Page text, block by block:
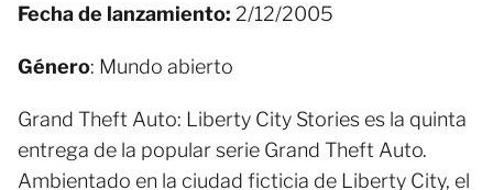
Fecha de lanzamiento: 2/12/2005
Género: Mundo abierto
Grand Theft Auto: Liberty City Stories es la quinta
entrega de la popular serie Grand Theft Auto.
Ambientado en la ciudad ficticia de Liberty City, el